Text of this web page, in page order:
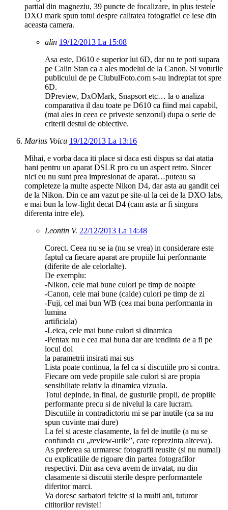
partial din magneziu, 39 puncte de focalizare, in plus testele
DXO mark spun totul despre calitatea fotografiei ce iese din
aceasta camera.
alin 19/12/2013 La 15:08
Asa este, D610 e superior lui 6D, dar nu te poti supara
pe Calin Stan ca a ales modelul de la Canon. Si voturile
publicului de pe ClubulFoto.com s-au indreptat tot spre
6D.
DPreview, DxOMark, Snapsort etc… la o analiza
comparativa il dau toate pe D610 ca fiind mai capabil,
(mai ales in ceea ce priveste senzorul) dupa o serie de
criterii destul de obiective.
Marius Voicu 19/12/2013 La 13:16
Mihai, e vorba daca iti place si daca esti dispus sa dai atatia
bani pentru un aparat DSLR pro cu un aspect retro. Sincer
nici eu nu sunt prea impresionat de aparat…puteau sa
completeze la multe aspecte Nikon D4, dar asta au gandit cei
de la Nikon. Din ce am vazut pe site-ul la cei de la DXO labs,
e mai bun la low-light decat D4 (cam asta ar fi singura
diferenta intre ele).
Leontin V. 22/12/2013 La 14:48
Corect. Ceea nu se ia (nu se vrea) in considerare este
faptul ca fiecare aparat are propiile lui performante
(diferite de ale celorlalte).
De exemplu:
-Nikon, cele mai bune culori pe timp de noapte
-Canon, cele mai bune (calde) culori pe timp de zi
-Fuji, cel mai bun WB (cea mai buna performanta in
lumina
artificiala)
-Leica, cele mai bune culori si dinamica
-Pentax nu e cea mai buna dar are tendinta de a fi pe
locul doi
la parametrii insirati mai sus
Lista poate continua, la fel ca si discutiile pro si contra.
Fiecare om vede propiile sale culori si are propia
sensibiliate relativ la dinamica vizuala.
Totul depinde, in final, de gusturile propii, de propiile
performante precu si de nivelul la care lucram.
Discutiile in contradictoriu mi se par inutile (ca sa nu
spun cuvinte mai dure)
La fel si aceste clasamente, la fel de inutile (a nu se
confunda cu „review-urile”, care reprezinta altceva).
As preferea sa urmaresc fotografii reusite (si nu numai)
cu explicatiile de rigoare din partea fotografilor
respectivi. Din asa ceva avem de invatat, nu din
clasamente si discutii sterile despre performantele
diferitor marci.
Va doresc sarbatori feicite si la multi ani, tuturor
cititorilor revistei!